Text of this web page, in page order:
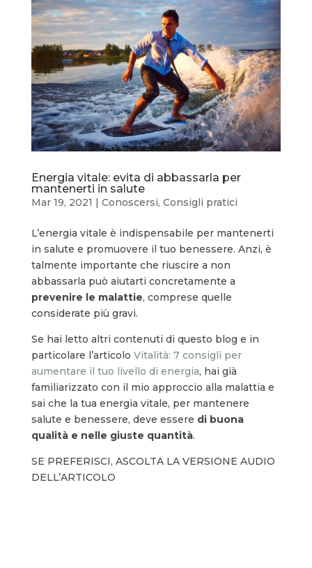
Energia vitale: evita di abbassarla per
mantenerti in salute
Mar 19, 2021 | Conoscersi, Consigli pratici
L’energia vitale è indispensabile per mantenerti
in salute e promuovere il tuo benessere. Anzi, è
talmente importante che riuscire a non
abbassarla può aiutarti concretamente a
prevenire le malattie, comprese quelle
considerate più gravi.
Se hai letto altri contenuti di questo blog e in
particolare l’articolo Vitalità: 7 consigli per
aumentare il tuo livello di energia, hai già
familiarizzato con il mio approccio alla malattia e
sai che la tua energia vitale, per mantenere
salute e benessere, deve essere di buona
qualità e nelle giuste quantità.
SE PREFERISCI, ASCOLTA LA VERSIONE AUDIO
DELL’ARTICOLO